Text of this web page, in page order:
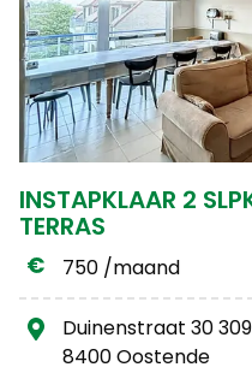
INSTAPKLAAR 2
TERRAS
750 /maand
Duinenstraat 30 309
8400 Oostende